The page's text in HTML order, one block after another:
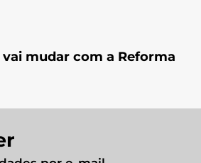
vai mudar com a Reforma